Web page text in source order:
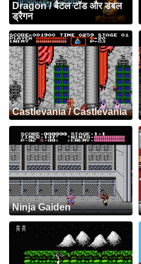
Dragon / बैटल टॉड और डबल
ड्रैगन
Castlevania / Castlevania
Ninja Gaiden